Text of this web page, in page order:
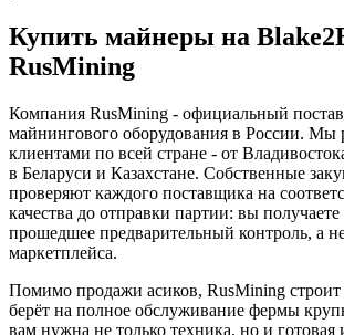
Купить майнеры на
RusMining
Компания RusMining - официальный
майнингового оборудования в России. Мы
клиентами по всей стране - от
в Беларуси и Казахстане. Собственные
проверяют каждого поставщика на
качества до отправки партии: вы
прошедшее предварительный контроль, а
маркетплейса.
Помимо продажи асиков, RusMining
берёт на полное обслуживание фермы
вам нужна не только техника, но и готовая